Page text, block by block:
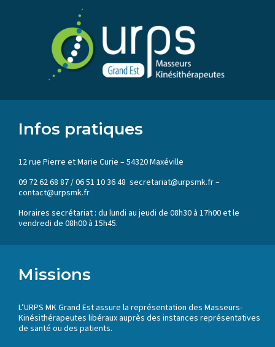
Infos pratiques
12 rue Pierre et Marie Curie – 54320 Maxéville
09 72 62 68 87 / 06 51 10 36 48 secretariat@urpsmk.fr –
contact@urpsmk.fr
Horaires secrétariat : du lundi au jeudi de 08h30 à 17h00 et le
vendredi de 08h00 à 15h45.
Missions
L’URPS MK Grand Est assure la représentation des Masseurs-
Kinésithérapeutes libéraux auprès des instances représentatives
de santé ou des patients.